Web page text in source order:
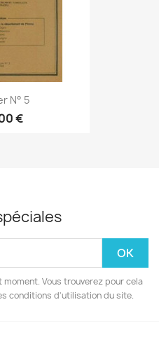
N° 5
€
Vous trouverez pour cela
conditions d'utilisation du site.